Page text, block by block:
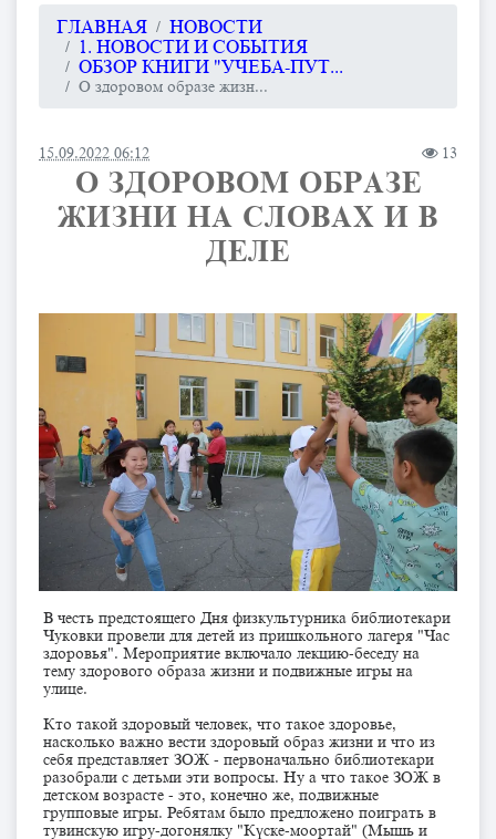
ГЛАВНАЯ
НОВОСТИ
1. НОВОСТИ И СОБЫТИЯ
ОБЗОР КНИГИ "УЧЕБА-ПУТ...
О здоровом образе жизн...
15.09.2022 06:12 13
О ЗДОРОВОМ ОБРАЗЕ
ЖИЗНИ НА СЛОВАХ И В
ДЕЛЕ
В честь предстоящего Дня физкультурника библиотекари
Чуковки провели для детей из пришкольного лагеря "Час
здоровья". Мероприятие включало лекцию-беседу на
тему здорового образа жизни и подвижные игры на
улице.
Кто такой здоровый человек, что такое здоровье,
насколько важно вести здоровый образ жизни и что из
себя представляет ЗОЖ - первоначально библиотекари
разобрали с детьми эти вопросы. Ну а что такое ЗОЖ в
детском возрасте - это, конечно же, подвижные
групповые игры. Ребятам было предложено поиграть в
тувинскую игру-догонялку "Күске-моортай" (Мышь и